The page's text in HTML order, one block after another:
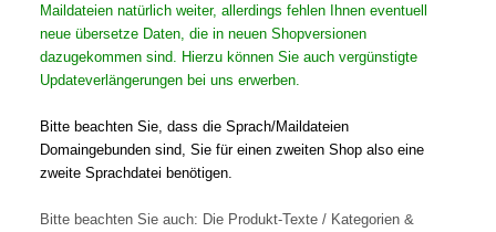
Maildateien natürlich weiter, allerdings fehlen Ihnen eventuell
neue übersetze Daten, die in neuen Shopversionen
dazugekommen sind. Hierzu können Sie auch vergünstigte
Updateverlängerungen bei uns erwerben.
Bitte beachten Sie, dass die Sprach/Maildateien
Domaingebunden sind, Sie für einen zweiten Shop also eine
zweite Sprachdatei benötigen.
Bitte beachten Sie auch: Die Produkt-Texte / Kategorien &